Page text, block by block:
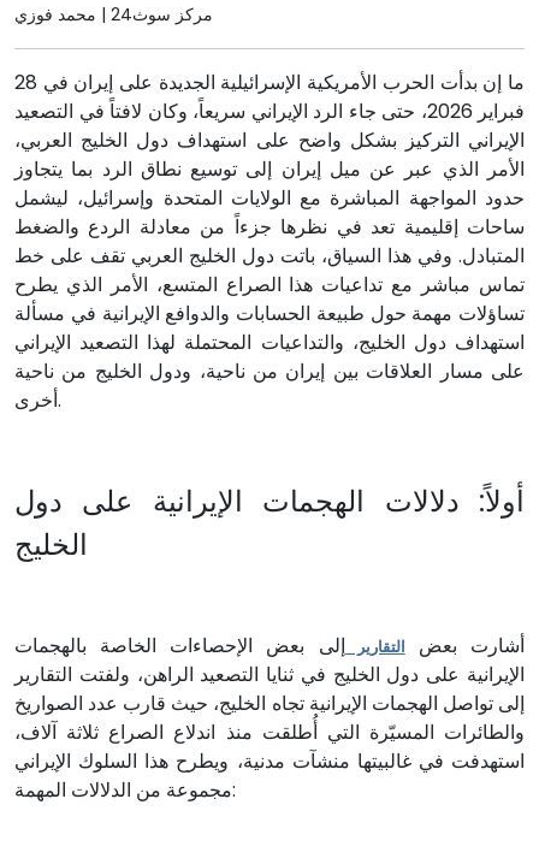
مركز سوث24 | محمد فوزي
ما إن بدأت الحرب الأمريكية الإسرائيلية الجديدة على إيران في 28
فبراير 2026، حتى جاء الرد الإيراني سريعاً، وكان لافتاً في التصعيد
الإيراني التركيز بشكل واضح على استهداف دول الخليج العربي،
الأمر الذي عبر عن ميل إيران إلى توسيع نطاق الرد بما يتجاوز
حدود المواجهة المباشرة مع الولايات المتحدة وإسرائيل، ليشمل
ساحات إقليمية تعد في نظرها جزءاً من معادلة الردع والضغط
المتبادل. وفي هذا السياق، باتت دول الخليج العربي تقف على خط
تماس مباشر مع تداعيات هذا الصراع المتسع، الأمر الذي يطرح
تساؤلات مهمة حول طبيعة الحسابات والدوافع الإيرانية في مسألة
استهداف دول الخليج، والتداعيات المحتملة لهذا التصعيد الإيراني
على مسار العلاقات بين إيران من ناحية، ودول الخليج من ناحية
أخرى.
أولاً: دلالات الهجمات الإيرانية على دول
الخليج
أشارت بعض التقاريرإلى بعض الإحصاءات الخاصة بالهجمات
الإيرانية على دول الخليج في ثنايا التصعيد الراهن، ولفتت التقارير
إلى تواصل الهجمات الإيرانية تجاه الخليج، حيث قارب عدد الصواريخ
والطائرات المسيّرة التي أُطلقت منذ اندلاع الصراع ثلاثة آلاف،
استهدفت في غالبيتها منشآت مدنية، ويطرح هذا السلوك الإيراني
مجموعة من الدلالات المهمة: